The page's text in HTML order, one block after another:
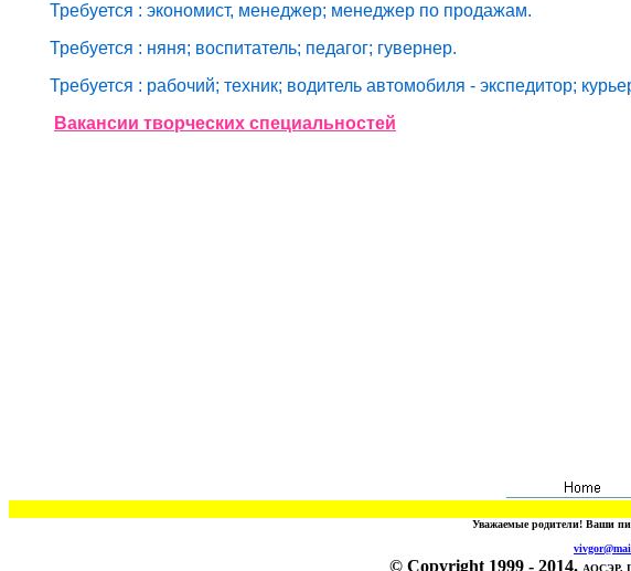
Требуется : экономист, менеджер; менеджер по продажам.
Требуется : няня; воспитатель; педагог; гувернер.
Требуется : рабочий; техник; водитель автомобиля - экспедитор;
Вакансии творческих специальностей
Уважаемые родители! Ваши
© Copyright 1999 - 2014. АОСЭР,